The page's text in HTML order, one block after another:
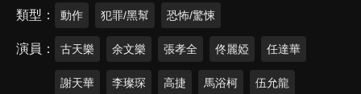
類型 動作 犯罪/黑幫 恐怖/驚悚
演員 古天樂 余文樂 張孝全 佟麗婭 任達華
謝天華 李璨琛 高捷 馬浴柯 伍允龍